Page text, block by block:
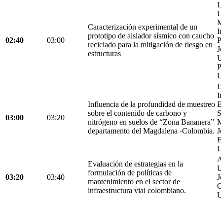
02:40 03:00
Caracterización experimental de un
prototipo de aislador sísmico con caucho
reciclado para la mitigación de riesgo en
estructuras
03:00 03:20
Influencia de la profundidad de muestreo
sobre el contenido de carbono y
nitrógeno en suelos de “Zona Bananera”
departamento del Magdalena -Colombia.
03:20 03:40
Evaluación de estrategias en la
formulación de políticas de
mantenimiento en el sector de
infraestructura vial colombiano.